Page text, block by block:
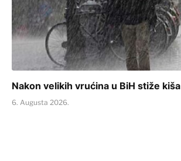
Nakon velikih vrućina u BiH stiže kiša
6. Augusta 2026.